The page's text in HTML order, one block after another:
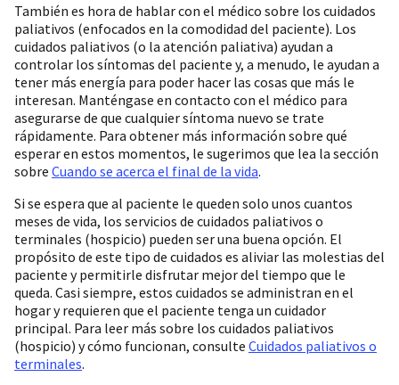
También es hora de hablar con el médico sobre los cuidados
paliativos (enfocados en la comodidad del paciente). Los
cuidados paliativos (o la atención paliativa) ayudan a
controlar los síntomas del paciente y, a menudo, le ayudan a
tener más energía para poder hacer las cosas que más le
interesan. Manténgase en contacto con el médico para
asegurarse de que cualquier síntoma nuevo se trate
rápidamente. Para obtener más información sobre qué
esperar en estos momentos, le sugerimos que lea la sección
sobre Cuando se acerca el final de la vida.
Si se espera que al paciente le queden solo unos cuantos
meses de vida, los servicios de cuidados paliativos o
terminales (hospicio) pueden ser una buena opción. El
propósito de este tipo de cuidados es aliviar las molestias del
paciente y permitirle disfrutar mejor del tiempo que le
queda. Casi siempre, estos cuidados se administran en el
hogar y requieren que el paciente tenga un cuidador
principal. Para leer más sobre los cuidados paliativos
(hospicio) y cómo funcionan, consulte Cuidados paliativos o
terminales.